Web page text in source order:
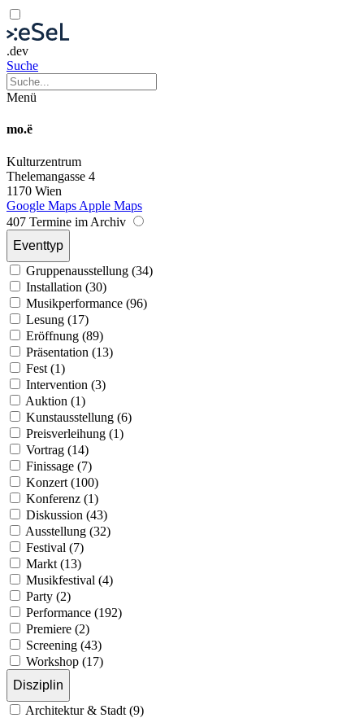
.dev
Suche
Menü
mo.ë
Kulturzentrum
Thelemangasse 4
1170 Wien
Google Maps Apple Maps
407 Termine im Archiv
Eventtyp
Gruppenausstellung (34)
Installation (30)
Musikperformance (96)
Lesung (17)
Eröffnung (89)
Präsentation (13)
Fest (1)
Intervention (3)
Auktion (1)
Kunstausstellung (6)
Preisverleihung (1)
Vortrag (14)
Finissage (7)
Konzert (100)
Konferenz (1)
Diskussion (43)
Ausstellung (32)
Festival (7)
Markt (13)
Musikfestival (4)
Party (2)
Performance (192)
Premiere (2)
Screening (43)
Workshop (17)
Disziplin
Architektur & Stadt (9)